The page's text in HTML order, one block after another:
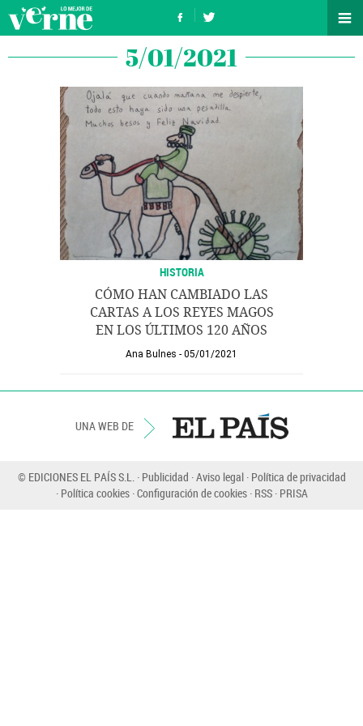
5/01/2021
HISTORIA
CÓMO HAN CAMBIADO LAS
CARTAS A LOS REYES MAGOS
EN LOS ÚLTIMOS 120 AÑOS
Ana Bulnes 05/01/2021
UNA WEB DE
© EDICIONES EL PAÍS S.L. Publicidad Aviso legal Política de privacidad
Política cookies Configuración de cookies RSS PRISA